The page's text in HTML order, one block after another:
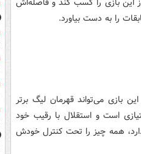
را به دست بیاورد.
بازی می‌تواند قهرمان لیگ برتر
قطعا همینطور است. این بازی، یک بازی ۶ امتیازی است و استقلال با رقیب خود
همه چیز را تحت کنترل خودش